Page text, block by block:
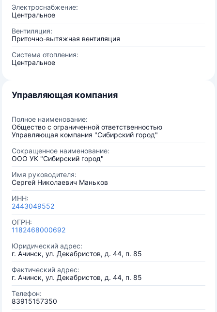
Электроснабжение:
Центральное
Вентиляция:
Приточно-вытяжная вентиляция
Система отопления:
Центральное
Управляющая компания
Полное наименование:
Общество с ограниченной ответственностью
Управляющая компания "Сибирский город"
Сокращенное наименование:
ООО УК "Сибирский город"
Имя руководителя:
Сергей Николаевич Маньков
ИНН:
2443049552
ОГРН:
1182468000692
Юридический адрес:
г. Ачинск, ул. Декабристов, д. 44, п. 85
Фактический адрес:
г. Ачинск, ул. Декабристов, д. 44, п. 85
Телефон:
83915157350